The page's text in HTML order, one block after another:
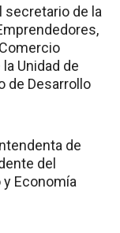
secretario de la
Unidad de
de Desarrollo
de
del
Economía